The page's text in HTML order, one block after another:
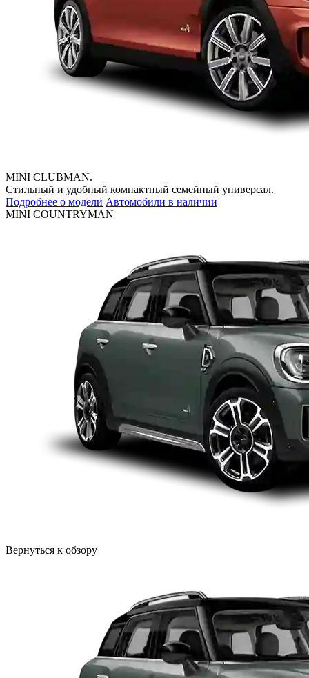
MINI CLUBMAN.
Стильный и удобный компактный семейный универсал.
Подробнее о модели Автомобили в наличии
MINI COUNTRYMAN
Вернуться к обзору